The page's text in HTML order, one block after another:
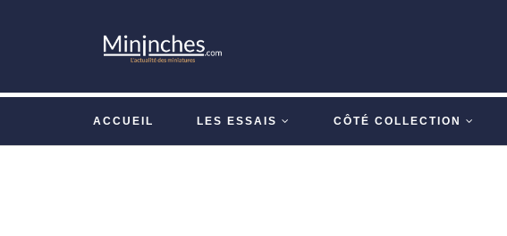
ACCUEIL LES ESSAIS CÔTÉ COLLECTION